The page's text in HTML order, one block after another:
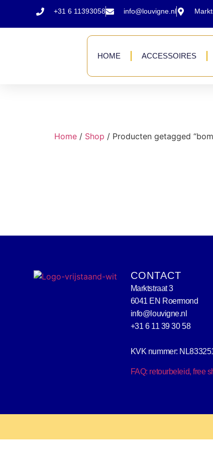
+31 6 11393058 info@louvigne.nl
HOME ACCESSOIRES
Home/ Shop / Producten getagged
CONTACT
Marktstraat 3
6041 EN Roermond
info@louvigne.nl
+31 6 11 39 30 58
KVK nummer:
FAQ: retourbeleid, free